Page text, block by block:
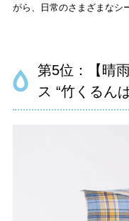
がら、日常のさまざまなシ
第5位：【晴
ス “竹くるん